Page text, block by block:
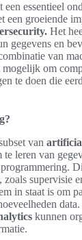
een essentieel
een groeiende
Het
gegevens en
van
mogelijk om
te doen die
van
te leren van
supervisie
in staat is om
kunnen